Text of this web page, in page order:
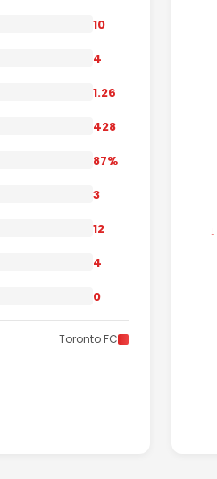
10
4
1.26
428
87%
3
12
4
0
Toronto FC
↓